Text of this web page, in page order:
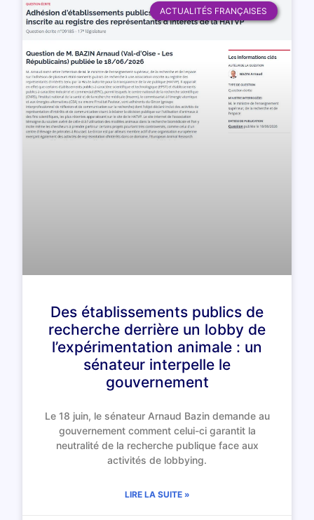
ACTUALITÉS FRANÇAISES
Des établissements publics de
recherche derrière un lobby de
l’expérimentation animale : un
sénateur interpelle le
gouvernement
Le 18 juin, le sénateur Arnaud Bazin demande au
gouvernement comment celui-ci garantit la
neutralité de la recherche publique face aux
activités de lobbying.
LIRE LA SUITE »